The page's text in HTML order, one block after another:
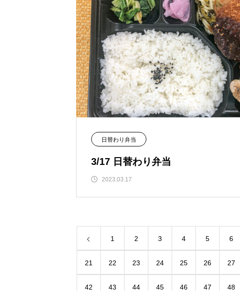
日替わり弁当
3/17 日替わり弁当
2023.03.17
1 2 3 4 5 6
21 22 23 24 25 26 27
42 43 44 45 46 47 48